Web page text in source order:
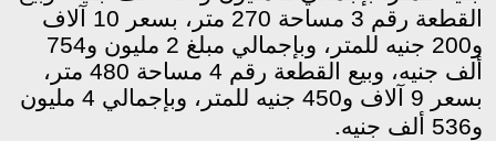
القطعة رقم 3 مساحة 270 متر، بسعر 10 آلاف
و200 جنيه للمتر، وبإجمالي مبلغ 2 مليون و754
ألف جنيه، وبيع القطعة رقم 4 مساحة 480 متر،
بسعر 9 آلاف و450 جنيه للمتر، وبإجمالي 4 مليون
و536 ألف جنيه